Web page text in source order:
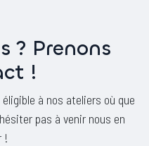
? Prenons
!
à nos ateliers où que
pas à venir nous en
!